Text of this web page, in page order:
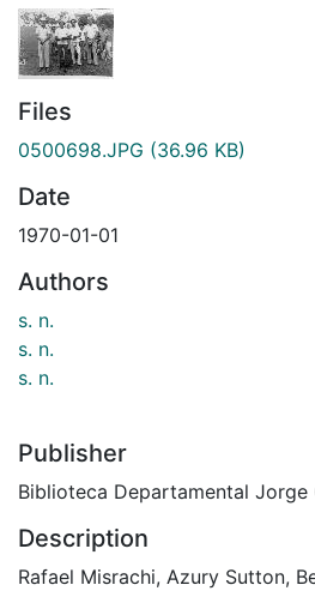
Files
0500698.JPG (36.96 KB)
Date
1970-01-01
Authors
s. n.
s. n.
s. n.
Publisher
Biblioteca Departamental Jorge
Description
Rafael Misrachi, Azury Sutton,